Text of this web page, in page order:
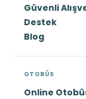
Güvenli
Destek
Blog
OTOBÜS
Online